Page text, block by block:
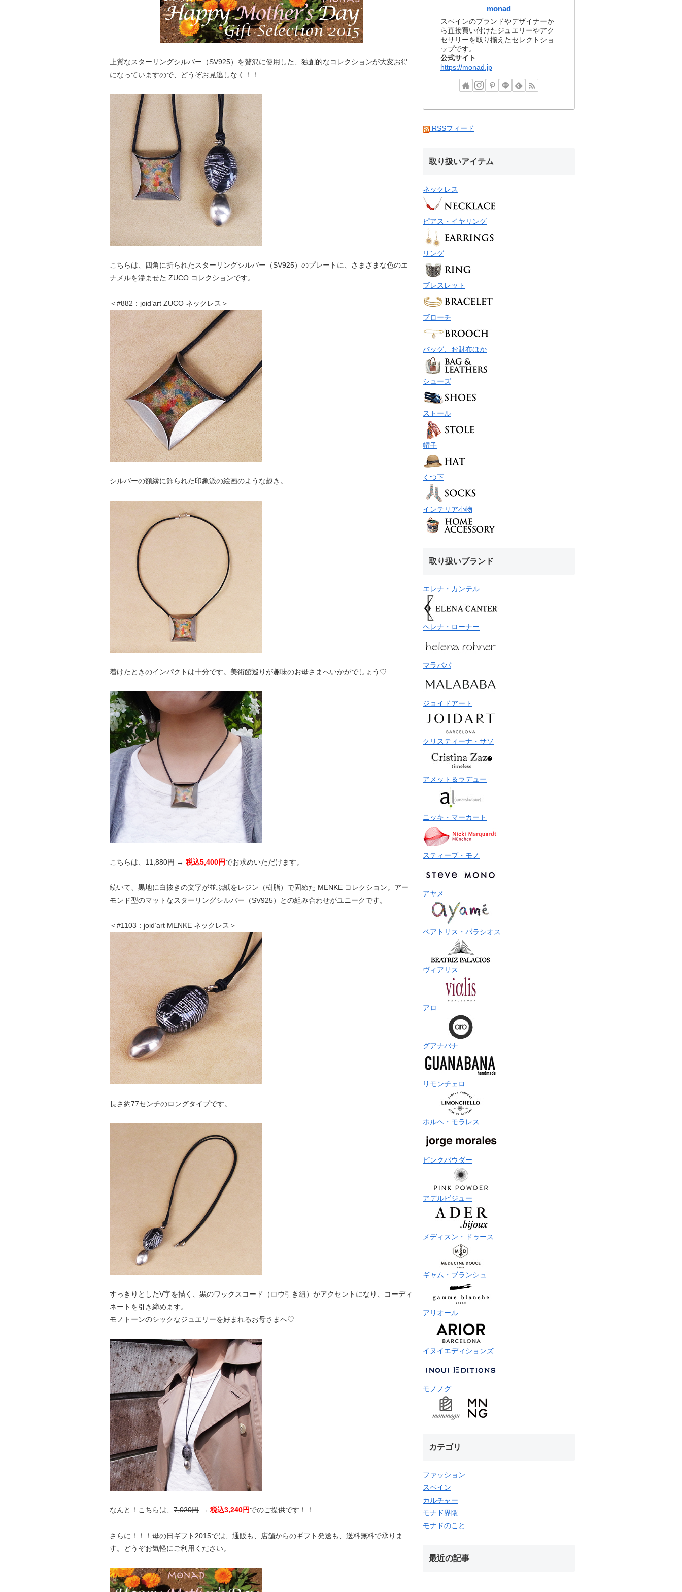
上質なスターリングシルバー（SV925）を贅沢に使用した、独創的なコレクションが大変お得
になっていますので、どうぞお見逃しなく！！
こちらは、四角に折られたスターリングシルバー（SV925）のプレートに、さまざまな色のエ
ナメルを滲ませた ZUCO コレクションです。
＜#882：joid’art ZUCO ネックレス＞
シルバーの額縁に飾られた印象派の絵画のような趣き。
着けたときのインパクトは十分です。美術館巡りが趣味のお母さまへいかがでしょう♡
こちらは、 11,880円 → 税込5,400円でお求めいただけます。
続いて、黒地に白抜きの文字が並ぶ紙をレジン（樹脂）で固めた MENKE コレクション。アー
モンド型のマットなスターリングシルバー（SV925）との組み合わせがユニークです。
＜#1103：joid’art MENKE ネックレス＞
長さ約77センチのロングタイプです。
すっきりとしたV字を描く、黒のワックスコード（ロウ引き紐）がアクセントになり、コーディ
ネートを引き締めます。
モノトーンのシックなジュエリーを好まれるお母さまへ♡
なんと！こちらは、 7,020円 → 税込3,240円でのご提供です！！
さらに！！！母の日ギフト2015では、通販も、店舗からのギフト発送も、送料無料で承りま
す。どうぞお気軽にご利用ください。
monad
スペインのブランドやデザイナーか
ら直接買い付けたジュエリーやアク
セサリーを取り揃えたセレクトショ
ップです。
公式サイト
https://monad.jp
RSSフィード
取り扱いアイテム
ネックレス
ピアス・イヤリング
リング
ブレスレット
ブローチ
バッグ、お財布ほか
シューズ
ストール
帽子
くつ下
インテリア小物
取り扱いブランド
エレナ・カンテル
ヘレナ・ローナー
マラババ
ジョイドアート
クリスティーナ・サソ
アメット＆ラデュー
ニッキ・マーカート
スティーブ・モノ
アヤメ
ベアトリス・パラシオス
ヴィアリス
アロ
グアナバナ
リモンチェロ
ホルヘ・モラレス
ピンクパウダー
アデルビジュー
メディスン・ドゥース
ギャム・ブランシュ
アリオール
イヌイエディションズ
モノノグ
カテゴリ
ファッション
スペイン
カルチャー
モナド界隈
モナドのこと
最近の記事